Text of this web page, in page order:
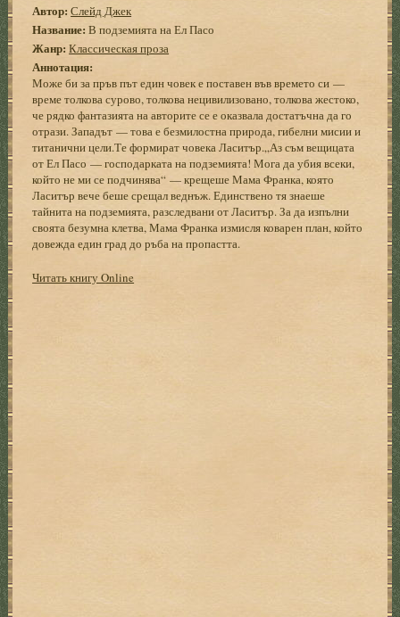
Автор: Слейд Джек
Название: В подземията на Ел Пасо
Жанр: Классическая проза
Аннотация:
Може би за пръв път един човек е поставен във времето си —
време толкова сурово, толкова нецивилизовано, толкова жестоко,
че рядко фантазията на авторите се е оказвала достатъчна да го
отрази. Западът — това е безмилостна природа, гибелни мисии и
титанични цели.Те формират човека Ласитър.„Аз съм вещицата
от Ел Пасо — господарката на подземията! Мога да убия всеки,
който не ми се подчинява“ — крещеше Мама Франка, която
Ласитър вече беше срещал веднъж. Единствено тя знаеше
тайнита на подземията, разследвани от Ласитър. За да изпълни
своята безумна клетва, Мама Франка измисля коварен план, който
довежда един град до ръба на пропастта.
Читать книгу Online